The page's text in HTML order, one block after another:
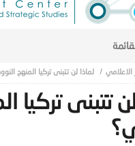
الاعلامي لماذا لن تتبنى تركيا المنهج
تتبنى تركيا